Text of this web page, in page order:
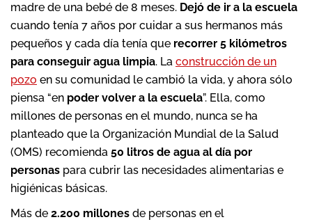
madre de una bebé de 8 meses. Dejó de ir a la escuela
cuando tenía 7 años por cuidar a sus hermanos más
pequeños y cada día tenía que recorrer 5 kilómetros
para conseguir agua limpia. La construcción de un
pozo en su comunidad le cambió la vida, y ahora sólo
piensa “en poder volver a la escuela”. Ella, como
millones de personas en el mundo, nunca se ha
planteado que la Organización Mundial de la Salud
(OMS) recomienda 50 litros de agua al día por
personas para cubrir las necesidades alimentarias e
higiénicas básicas.
Más de 2.200 millones de personas en el